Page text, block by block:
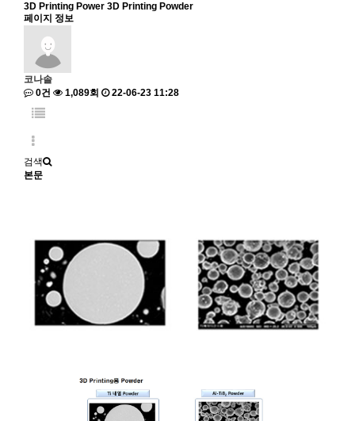
3D Printing Power 3D Printing Powder
페이지 정보
코나솔
0건
1,089회 22-06-23 11:28
검색
본문